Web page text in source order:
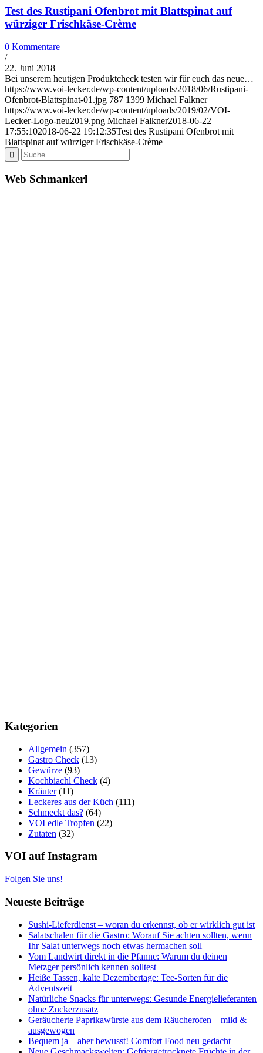
Test des Rustipani Ofenbrot mit Blattspinat auf
würziger Frischkäse-Crème
0 Kommentare
/
22. Juni 2018
Bei unserem heutigen Produktcheck testen wir für euch das neue…
https://www.voi-lecker.de/wp-content/uploads/2018/06/Rustipani-
Ofenbrot-Blattspinat-01.jpg 787 1399 Michael Falkner
https://www.voi-lecker.de/wp-content/uploads/2019/02/VOI-
Lecker-Logo-neu2019.png Michael Falkner2018-06-22
17:55:102018-06-22 19:12:35Test des Rustipani Ofenbrot mit
Blattspinat auf würziger Frischkäse-Crème
Web Schmankerl
Kategorien
Allgemein (357)
Gastro Check (13)
Gewürze (93)
Kochbiachl Check (4)
Kräuter(11)
Leckeres aus der Küch (111)
Schmeckt das? (64)
VOI edle Tropfen (22)
Zutaten (32)
VOI auf Instagram
Folgen Sie uns!
Neueste Beiträge
Sushi-Lieferdienst – woran du erkennst, ob er wirklich gut ist
Salatschalen für die Gastro: Worauf Sie achten sollten, wenn
Ihr Salat unterwegs noch etwas hermachen soll
Vom Landwirt direkt in die Pfanne: Warum du deinen
Metzger persönlich kennen solltest
Heiße Tassen, kalte Dezembertage: Tee-Sorten für die
Adventszeit
Natürliche Snacks für unterwegs: Gesunde Energielieferanten
ohne Zuckerzusatz
Geräucherte Paprikawürste aus dem Räucherofen – mild &
ausgewogen
Bequem ja – aber bewusst! Comfort Food neu gedacht